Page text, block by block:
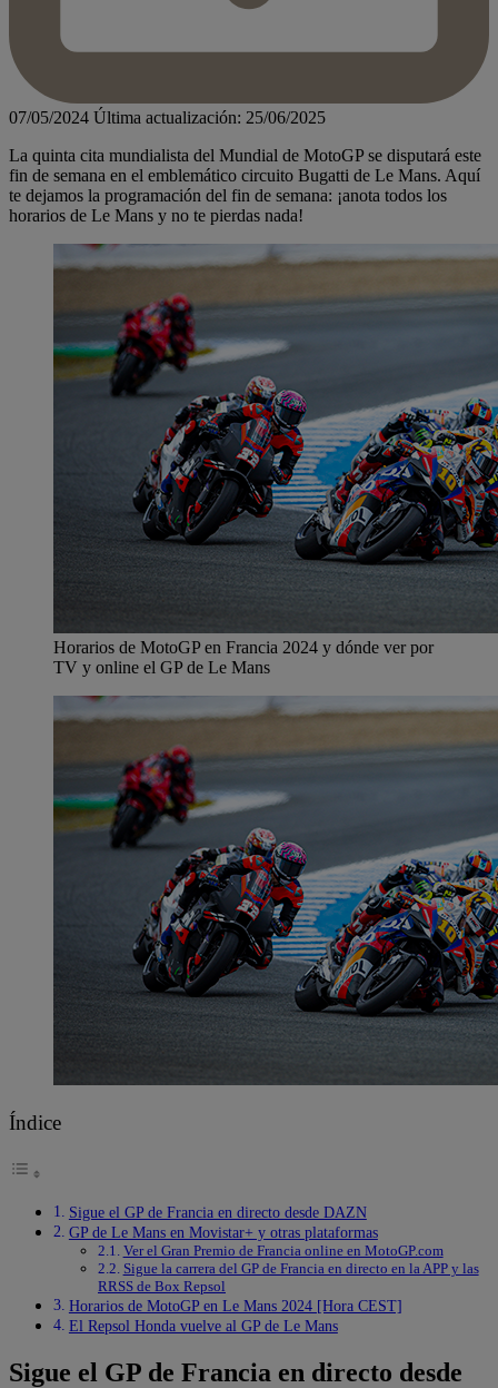
07/05/2024 Última actualización: 25/06/2025
La quinta cita mundialista del Mundial de MotoGP se disputará este
fin de semana en el emblemático circuito Bugatti de Le Mans. Aquí
te dejamos la programación del fin de semana: ¡anota todos los
horarios de Le Mans y no te pierdas nada!
Horarios de MotoGP en Francia 2024 y dónde ver por
TV y online el GP de Le Mans
Índice
Sigue el GP de Francia en directo desde DAZN
GP de Le Mans en Movistar+ y otras plataformas
Ver el Gran Premio de Francia online en MotoGP.com
Sigue la carrera del GP de Francia en directo en la APP y las
RRSS de Box Repsol
Horarios de MotoGP en Le Mans 2024 [Hora CEST]
El Repsol Honda vuelve al GP de Le Mans
Sigue el GP de Francia en directo desde